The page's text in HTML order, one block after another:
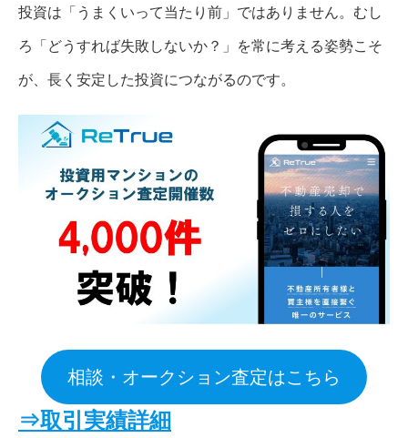
投資は「うまくいって当たり前」ではありません。むし
ろ「どうすれば失敗しないか？」を常に考える姿勢こそ
が、長く安定した投資につながるのです。
相談・オークション査定はこちら
⇒取引実績詳細